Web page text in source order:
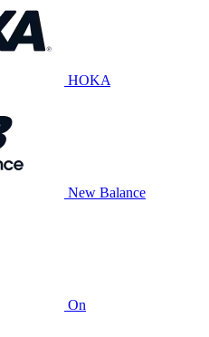
HOKA
New Balance
On